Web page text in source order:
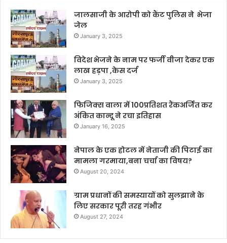
जालसाजी के आरोपी को कैंट पुलिस ने भेजा
जेल
January 3, 2025
विदेश भेजने के नाम पर फर्जी वीजा देकर एक
लाख हड़पा ,केस दर्ज
January 3, 2025
फिजिक्स वाला में 100प्रतिशत रैंकअर्जित कर
अंकित कान्दू ने रचा इतिहास
January 16, 2025
नेपाल के एक होटल में नेताजी की पिटाई का
मामला गरमाया,बना चर्चा का विषय?
August 20, 2024
ग्राम प्रधानों की समस्यायों को सुलझाने के
लिए सरकार पूरी तरह गंभीर
August 27, 2024